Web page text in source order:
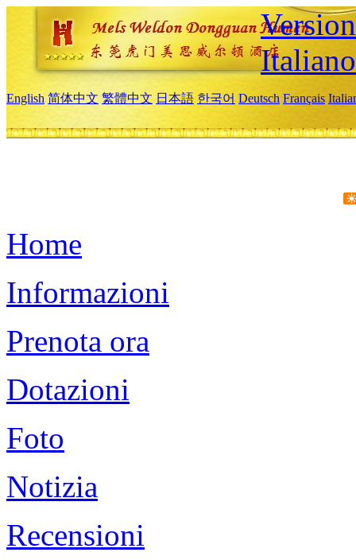
Italiano
English 简体中文 繁體中文 日本語 한국어 Deutsch Français
Home
Informazioni
Prenota ora
Dotazioni
Foto
Notizia
Recensioni